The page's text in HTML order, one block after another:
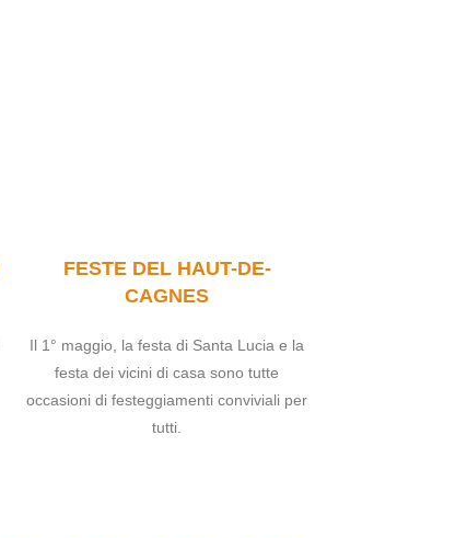
FESTE DEL HAUT-DE-
CAGNES
Il 1° maggio, la festa di Santa Lucia e la
festa dei vicini di casa sono tutte
occasioni di festeggiamenti conviviali per
tutti.